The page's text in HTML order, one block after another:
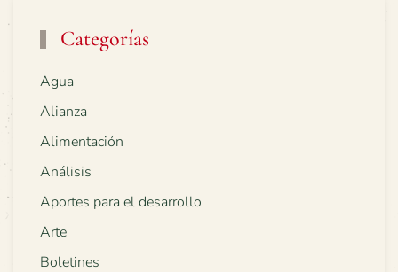
Categorías
Agua
Alianza
Alimentación
Análisis
Aportes para el desarrollo
Arte
Boletines